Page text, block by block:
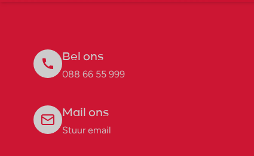
Bel ons
088 66 55 999
Mail ons
Stuur email